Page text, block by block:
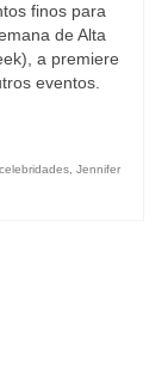
finos para
de Alta
a premiere
eventos.
Jennifer